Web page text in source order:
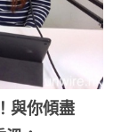
與你傾盡